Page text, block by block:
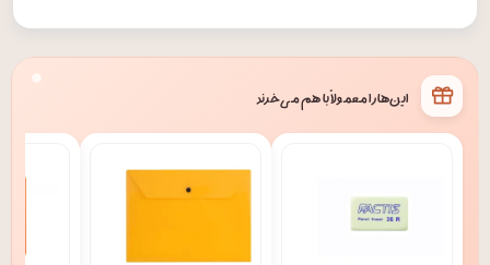
این‌ها را معمولاً با هم می‌خرند